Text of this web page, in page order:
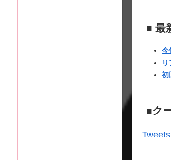
■ 最
今
初
■ク